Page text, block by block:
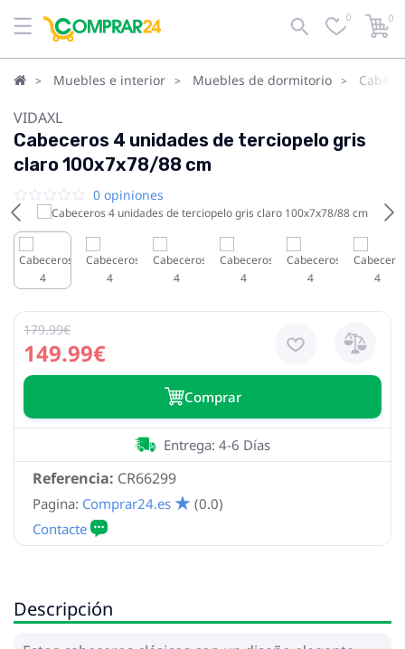
0 0
Muebles e interior Muebles de dormitorio
VIDAXL
Cabeceros 4 unidades de terciopelo gris
claro 100x7x78/88 cm
0 opiniones
149.99€
179.99€
Сomprar
Referencia: CR66299
Entrega: 4-6 Días
Pagina: Comprar24.es (0.0)
Descripción